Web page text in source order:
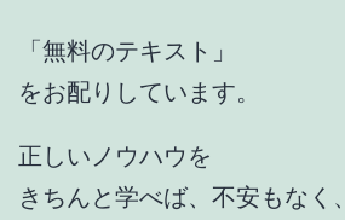
「無料のテキスト」
をお配りしています。
正しいノウハウを
きちんと学べば、不安もなく、